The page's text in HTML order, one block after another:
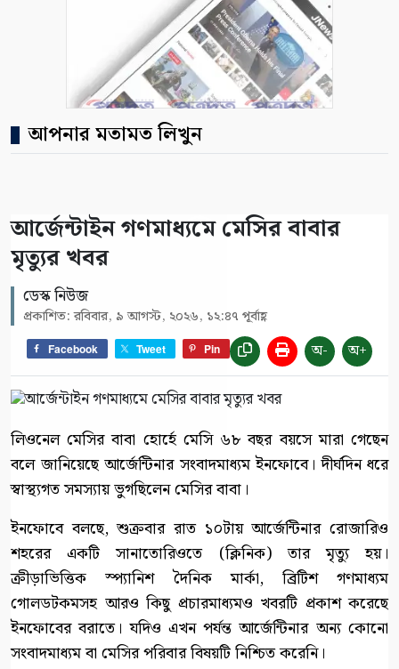
আপনার মতামত লিখুন
আর্জেন্টাইন গণমাধ্যমে মেসির বাবার
মৃত্যুর খবর
ডেস্ক নিউজ
প্রকাশিত: রবিবার, ৯ আগস্ট, ২০২৬, ১২:৪৭ পূর্বাহ্ণ
Facebook Tweet Pin অ- অ+
লিওনেল মেসির বাবা হোর্হে মেসি ৬৮ বছর বয়সে মারা গেছেন
বলে জানিয়েছে আর্জেন্টিনার সংবাদমাধ্যম ইনফোবে। দীর্ঘদিন ধরে
স্বাস্থ্যগত সমস্যায় ভুগছিলেন মেসির বাবা।
ইনফোবে বলছে, শুক্রবার রাত ১০টায় আর্জেন্টিনার রোজারিও
শহরের একটি সানাতোরিওতে (ক্লিনিক) তার মৃত্যু হয়।
ক্রীড়াভিত্তিক স্প্যানিশ দৈনিক মার্কা, ব্রিটিশ গণমাধ্যম
গোলডটকমসহ আরও কিছু প্রচারমাধ্যমও খবরটি প্রকাশ করেছে
ইনফোবের বরাতে। যদিও এখন পর্যন্ত আর্জেন্টিনার অন্য কোনো
সংবাদমাধ্যম বা মেসির পরিবার বিষয়টি নিশ্চিত করেনি।